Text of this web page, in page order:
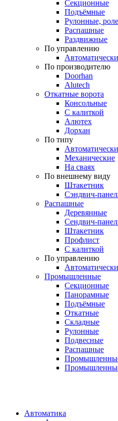
Секционные
Подъёмные
Рулонные,
Распашные
Раздвижные
По управлению
По производителю
Doorhan
Alutech
Откатные ворота
Консольные
С калиткой
Алютех
Дорхан
По типу
Механические
На сваях
По внешнему виду
Штакетник
Сэндвич-
Распашные
Деревянные
Сендвич-
Штакетник
Профлист
С калиткой
По управлению
Промышленные
Секционные
Панорамные
Подъёмные
Откатные
Складные
Рулонные
Подвесные
Распашные
Автоматика